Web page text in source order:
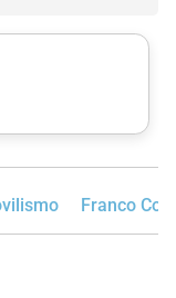
Franco